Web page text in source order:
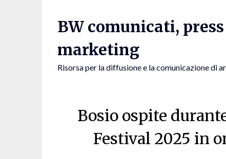
BW comunicati,
marketing
Risorsa per la diffusione e la comunicazione di
Bosio ospite
Festival 2025 in